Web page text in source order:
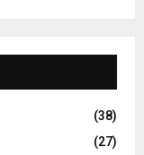
(38)
(27)